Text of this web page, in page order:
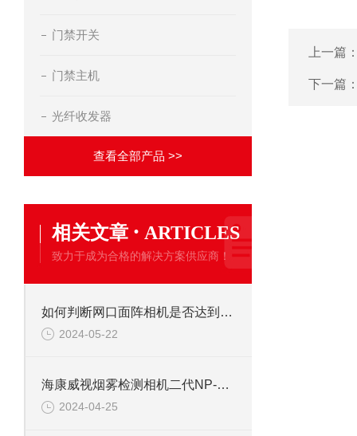
门禁开关
门禁主机
光纤收发器
查看全部产品 >>
相关文章 · ARTICLES
致力于成为合格的解决方案供应商！
如何判断网口面阵相机是否达到标称性能参数
2024-05-22
海康威视烟雾检测相机二代NP-V2Y-P
2024-04-25
上一篇
下一篇